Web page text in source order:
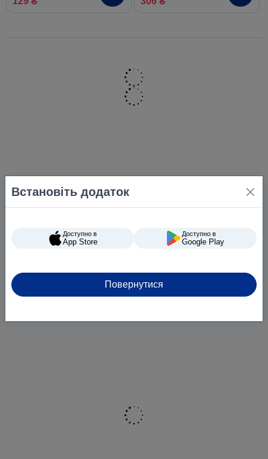
Встановіть додаток
Доступно в
App Store
Доступно в
Google Play
Повернутися